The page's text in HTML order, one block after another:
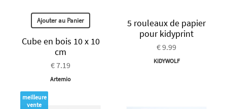
Ajouter au Panier
Cube en bois 10 x 10
cm
€ 7.19
Artemio
5 rouleaux de papier
pour kidyprint
€ 9.99
KIDYWOLF
meilleure
vente